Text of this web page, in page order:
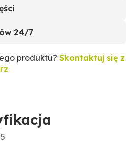
24/7
produktu? Skontaktuj się z